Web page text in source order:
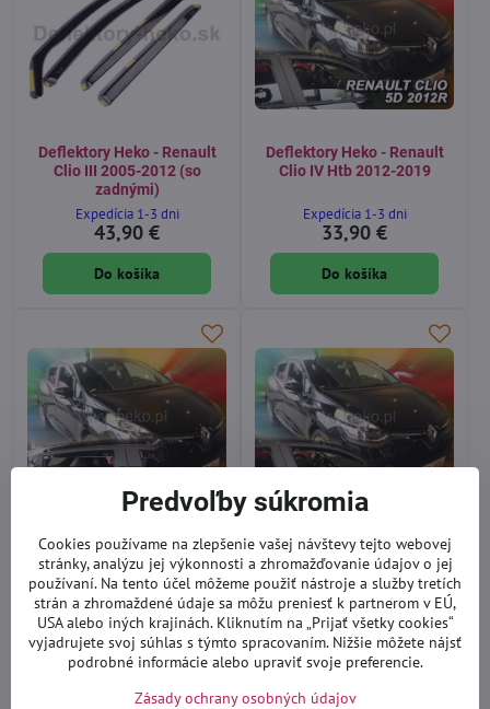
Deflektory Heko - Renault
Clio III 2005-2012 (so
zadnými)
Expedícia 1-3 dni
43,90 €
Do košíka
Deflektory Heko - Renault
Clio IV Htb 2012-2019
Expedícia 1-3 dni
33,90 €
Do košíka
Deflektory Heko - Renault
Clio IV Htb 2012-2019 (so
zadnými)
Expedícia 1-3 dni
43,90 €
Do košíka
Deflektory Heko - Renault
Clio Grandtour IV 2013-2019
Expedícia 1-3 dni
33,90 €
Do košíka
Predvoľby súkromia
Cookies používame na zlepšenie vašej návštevy tejto webovej
stránky, analýzu jej výkonnosti a zhromažďovanie údajov o jej
používaní. Na tento účel môžeme použiť nástroje a služby tretích
strán a zhromaždené údaje sa môžu preniesť k partnerom v EÚ,
USA alebo iných krajinách. Kliknutím na „Prijať všetky cookies“
vyjadrujete svoj súhlas s týmto spracovaním. Nižšie môžete nájsť
podrobné informácie alebo upraviť svoje preferencie.
Zásady ochrany osobných údajov